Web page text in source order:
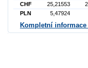
CHF
25,21553
PLN
5,47924
Kompletní informace